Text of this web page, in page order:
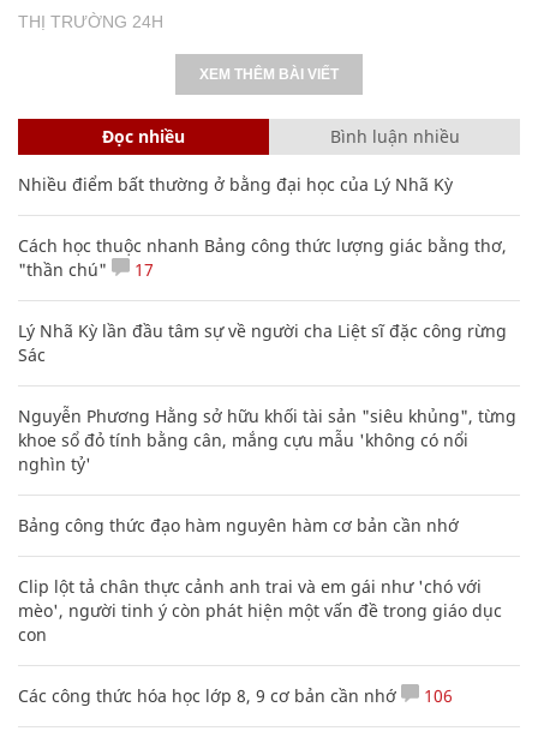
THỊ TRƯỜNG 24H
XEM THÊM BÀI VIẾT
Đọc nhiều Bình luận nhiều
Nhiều điểm bất thường ở bằng đại học của Lý Nhã Kỳ
Cách học thuộc nhanh Bảng công thức lượng giác bằng thơ,
"thần chú"
17
Lý Nhã Kỳ lần đầu tâm sự về người cha Liệt sĩ đặc công rừng
Sác
Nguyễn Phương Hằng sở hữu khối tài sản "siêu khủng", từng
khoe sổ đỏ tính bằng cân, mắng cựu mẫu 'không có nổi
nghìn tỷ'
Bảng công thức đạo hàm nguyên hàm cơ bản cần nhớ
Clip lột tả chân thực cảnh anh trai và em gái như 'chó với
mèo', người tinh ý còn phát hiện một vấn đề trong giáo dục
con
Các công thức hóa học lớp 8, 9 cơ bản cần nhớ 106